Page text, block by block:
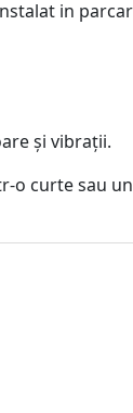
in
și vibrații.
o curte sau